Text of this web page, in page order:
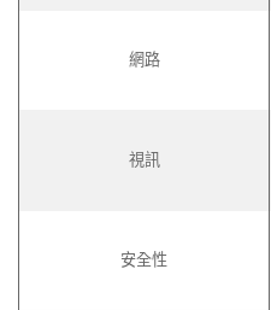
網路
視訊
安全性